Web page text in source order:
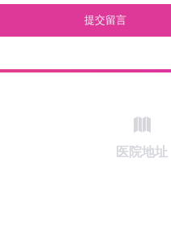
提交留言
医院地址